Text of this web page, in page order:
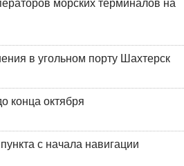
морских терминалов на
в угольном порту Шахтерск
конца октября
с начала навигации